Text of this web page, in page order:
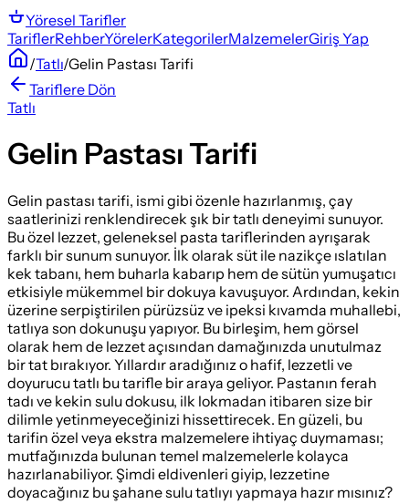
Yöresel Tarifler
TariflerRehberYörelerKategorilerMalzemelerGiriş Yap
/Tatlı/Gelin Pastası Tarifi
Tariflere Dön
Tatlı
Gelin Pastası Tarifi
Gelin pastası tarifi, ismi gibi özenle hazırlanmış, çay
saatlerinizi renklendirecek şık bir tatlı deneyimi sunuyor.
Bu özel lezzet, geleneksel pasta tariflerinden ayrışarak
farklı bir sunum sunuyor. İlk olarak süt ile nazikçe ıslatılan
kek tabanı, hem buharla kabarıp hem de sütün yumuşatıcı
etkisiyle mükemmel bir dokuya kavuşuyor. Ardından, kekin
üzerine serpiştirilen pürüzsüz ve ipeksi kıvamda muhallebi,
tatlıya son dokunuşu yapıyor. Bu birleşim, hem görsel
olarak hem de lezzet açısından damağınızda unutulmaz
bir tat bırakıyor. Yıllardır aradığınız o hafif, lezzetli ve
doyurucu tatlı bu tarifle bir araya geliyor. Pastanın ferah
tadı ve kekin sulu dokusu, ilk lokmadan itibaren size bir
dilimle yetinmeyeceğinizi hissettirecek. En güzeli, bu
tarifin özel veya ekstra malzemelere ihtiyaç duymaması;
mutfağınızda bulunan temel malzemelerle kolayca
hazırlanabiliyor. Şimdi eldivenleri giyip, lezzetine
doyacağınız bu şahane sulu tatlıyı yapmaya hazır mısınız?